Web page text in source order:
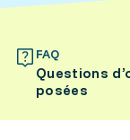
FAQ
Questions
posées